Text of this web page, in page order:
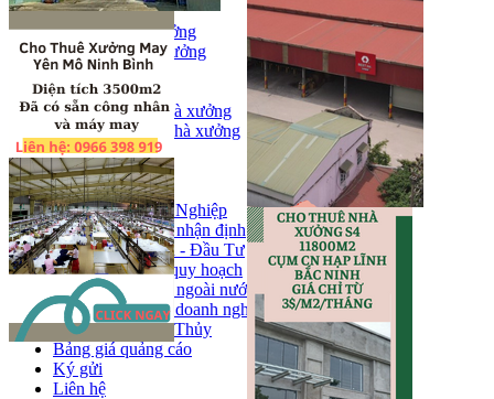
Trang chủ
Bán kho, nhà xưởng
Bán kho xưởng
Kho
Mặt bằng
Cho thuê kho, nhà xưởng
Cho thuê nhà xưởng
Kho
Mặt bằng
Tin tức
Khu Công Nghiệp
Phân tích - nhận định
Chính sách - Đầu Tư
Thông tin quy hoạch
Thị trường ngoài nước
Hoạt động doanh nghiẹp
Tin Phong Thủy
Bảng giá quảng cáo
Ký gửi
Liên hệ